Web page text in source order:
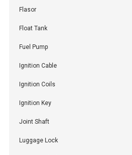
Flasor
Float Tank
Fuel Pump
Ignition Cable
Ignition Coils
Ignition Key
Joint Shaft
Luggage Lock